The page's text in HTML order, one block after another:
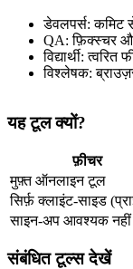
डेवलपर्स: कमिट
QA: फ़िक्स्चर
विद्यार्थी:
विश्लेषक:
यह टूल क्यों?
फ़ीचर
मुफ़्त ऑनलाइन टूल
सिर्फ़ क्लाइंट‑साइड
साइन‑अप आवश्यक नहीं
संबंधित टूल्स देखें